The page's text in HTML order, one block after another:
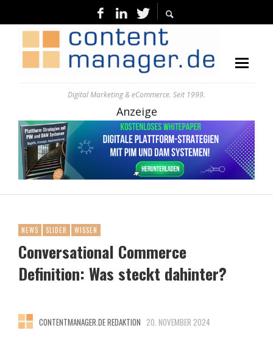
Digital Marketing & eCommerce. Seit 1999.
Anzeige
NEWS SLIDER WISSEN
Conversational Commerce
Definition: Was steckt dahinter?
CONTENTMANAGER.DE REDAKTION 20. NOVEMBER 2024